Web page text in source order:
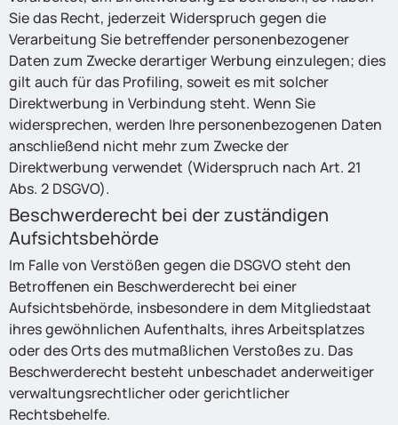
Sie das Recht, jederzeit Widerspruch gegen die
Verarbeitung Sie betreffender personenbezogener
Daten zum Zwecke derartiger Werbung einzulegen; dies
gilt auch für das Profiling, soweit es mit solcher
Direktwerbung in Verbindung steht. Wenn Sie
widersprechen, werden Ihre personenbezogenen Daten
anschließend nicht mehr zum Zwecke der
Direktwerbung verwendet (Widerspruch nach Art. 21
Abs. 2 DSGVO).
Beschwerderecht bei der zuständigen
Aufsichtsbehörde
Im Falle von Verstößen gegen die DSGVO steht den
Betroffenen ein Beschwerderecht bei einer
Aufsichtsbehörde, insbesondere in dem Mitgliedstaat
ihres gewöhnlichen Aufenthalts, ihres Arbeitsplatzes
oder des Orts des mutmaßlichen Verstoßes zu. Das
Beschwerderecht besteht unbeschadet anderweitiger
verwaltungsrechtlicher oder gerichtlicher
Rechtsbehelfe.